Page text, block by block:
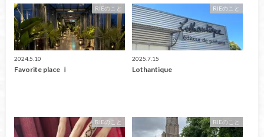
RIEのこと
2024.5.10
Favorite place ⅰ
RIEのこと
2025.7.15
Lothantique
RIEのこと RIEのこと